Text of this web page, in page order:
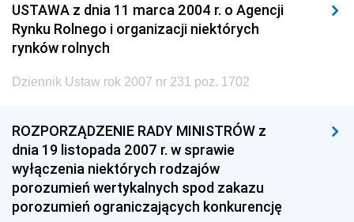
USTAWA z dnia 11 marca 2004 r. o Agencji
Rynku Rolnego i organizacji niektórych
rynków rolnych
Dziennik Ustaw rok 2007 nr 231 poz. 1702
ROZPORZĄDZENIE RADY MINISTRÓW z
dnia 19 listopada 2007 r. w sprawie
wyłączenia niektórych rodzajów
porozumień wertykalnych spod zakazu
porozumień ograniczających konkurencję